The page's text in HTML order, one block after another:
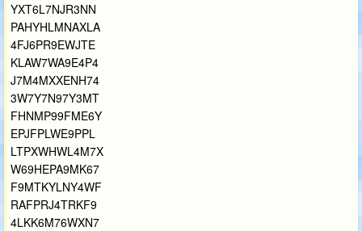
YXT6L7NJR3NN
PAHYHLMNAXLA
4FJ6PR9EWJTE
KLAW7WA9E4P4
J7M4MXXENH74
3W7Y7N97Y3MT
FHNMP99FME6Y
EPJFPLWE9PPL
LTPXWHWL4M7X
W69HEPA9MK67
F9MTKYLNY4WF
RAFPRJ4TRKF9
4LKK6M76WXN7